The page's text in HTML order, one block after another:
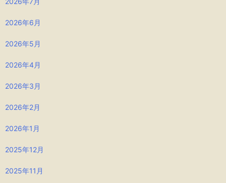
2026年6月
2026年5月
2026年4月
2026年3月
2026年2月
2026年1月
2025年12月
2025年11月